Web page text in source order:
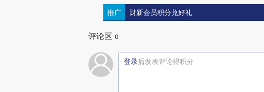
推广 财新会员积分兑好礼
评论区 0
登录后发表评论得积分